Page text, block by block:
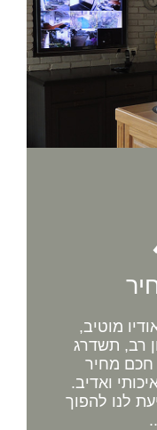
מוטיב,
רב, תשדרג
מחיר
ואדיב.
לנו להפוך